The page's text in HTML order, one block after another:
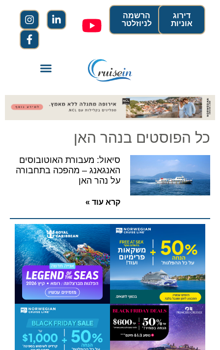
הרשמה
לניוזלטר
דירוג
אוניות
כל הפוסטים בנהר האן
סיאול: מעבורת האוטובוסים
האנגאנג – מהפכה בתחבורה
על נהר האן
קרא עוד »